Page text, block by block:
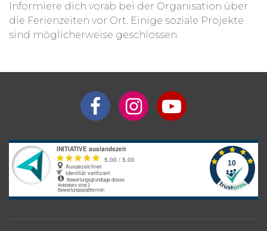
Aufenthalt?
Anfrage
Bitte beachte: Alle Angaben zu Preisen sind ohne Gewähr. Bei den
Informiere dich vorab bei der Organisation über
die Ferienzeiten vor Ort. Einige soziale Projekte
sind möglicherweise geschlossen.